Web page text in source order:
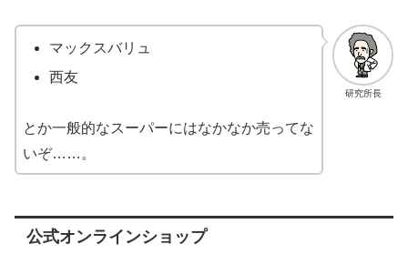
研究所長
マックスバリュ
西友
とか一般的なスーパーにはなかなか売ってな
いぞ……。
公式オンラインショップ